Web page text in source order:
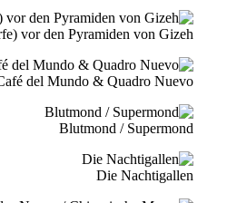
vor den Pyramiden von Gizeh
del Mundo & Quadro Nuevo
Blutmond / Supermond
Die Nachtigallen